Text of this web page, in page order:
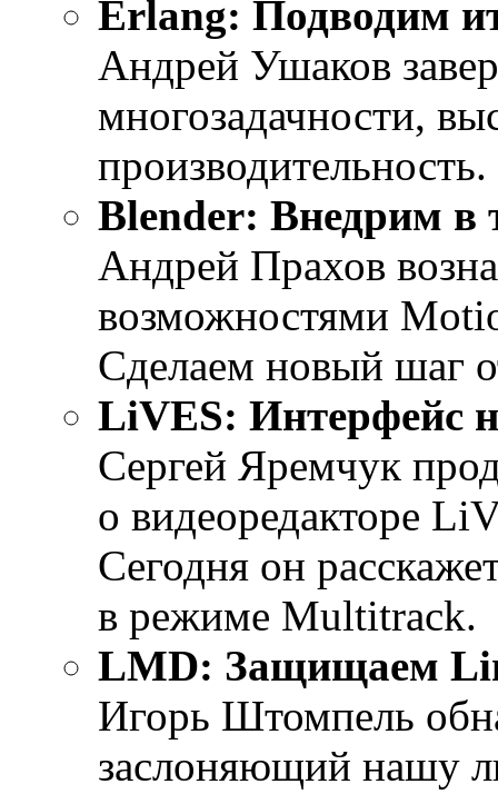
Erlang: Подводим
Андрей Ушаков
многозадачности,
производительность.
Blender: Внедрим в
Андрей Прахов
возможностями
Сделаем новый шаг
LiVES: Интерфейс
Сергей Яремчук
о видеоредакторе
Сегодня он
в режиме Multitrack.
LMD: Защищаем
Игорь Штомпель
заслоняющий нашу